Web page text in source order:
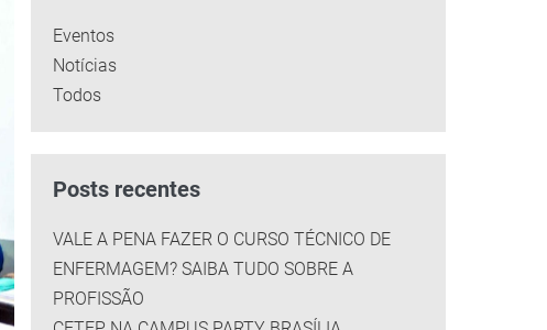
Eventos
Notícias
Todos
Posts recentes
VALE A PENA FAZER O CURSO TÉCNICO DE
ENFERMAGEM? SAIBA TUDO SOBRE A
PROFISSÃO